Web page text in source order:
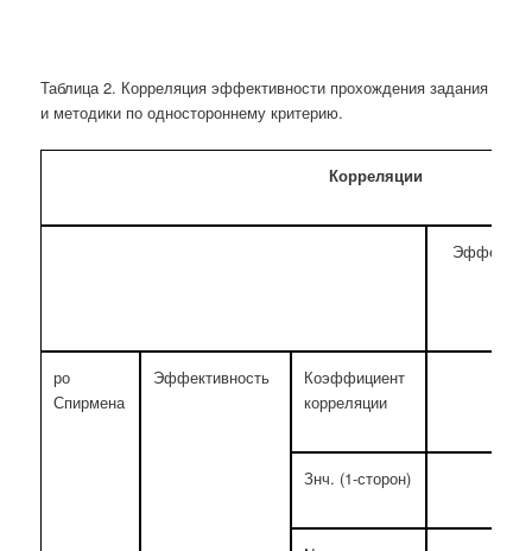
Таблица 2. Корреляция эффективности прохождения задания
и методики по одностороннему критерию.
Корреляции
ро
Спирмена
Эффективность
Коэффициент
корреляции
Знч. (1-сторон)